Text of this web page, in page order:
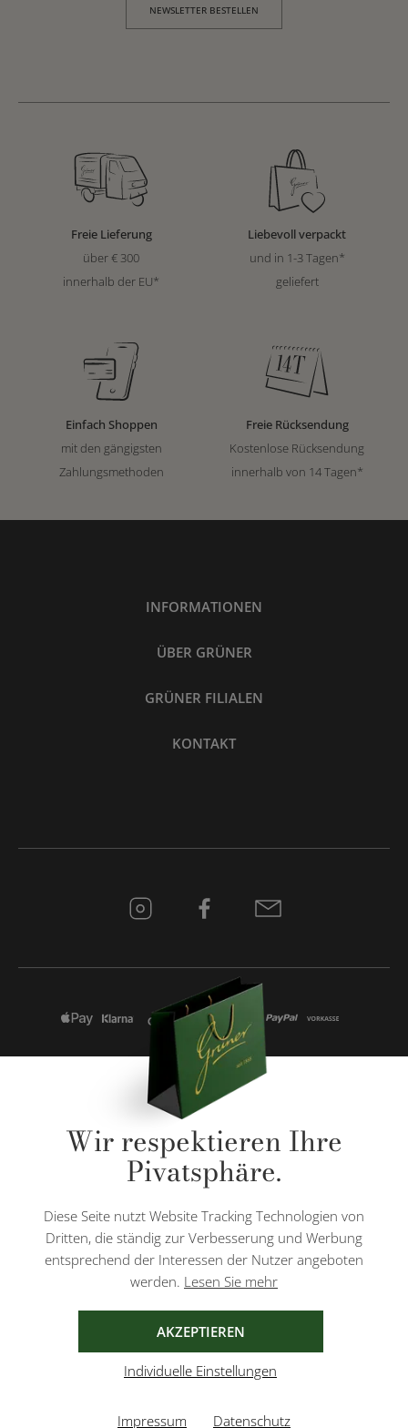
NEWSLETTER BESTELLEN
Freie Lieferung
über € 300
innerhalb der EU*
Liebevoll verpackt
und in 1-3 Tagen*
geliefert
Einfach Shoppen
mit den gängigsten
Zahlungsmethoden
Freie Rücksendung
Kostenlose Rücksendung
innerhalb von 14 Tagen*
INFORMATIONEN
ÜBER GRÜNER
GRÜNER FILIALEN
KONTAKT
* Alle Preise inkl. gesetzl. Mehrwertsteuer zzgl.
Nachnahmegebühren, wenn nicht anders angegeben.
Diese Website ist durch reCAPTCHA geschützt und es gelten die
Wir respektieren Ihre
Pivatsphäre.
Diese Seite nutzt Website Tracking Technologien von
Dritten, die ständig zur Verbesserung und Werbung
entsprechend der Interessen der Nutzer angeboten
werden. Lesen Sie mehr
AKZEPTIEREN
Individuelle Einstellungen
Impressum Datenschutz